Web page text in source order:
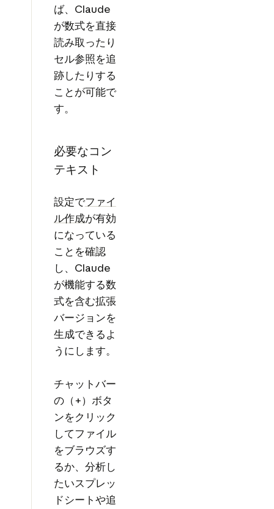
ば、Claude
が数式を直接
読み取ったり
セル参照を追
跡したりする
ことが可能で
す。
必要なコン
テキスト
設定でファイ
ル作成が有効
になっている
ことを確認
し、Claude
が機能する数
式を含む拡張
バージョンを
生成できるよ
うにします。
チャットバー
の（+）ボタ
ンをクリック
してファイル
をブラウズす
るか、分析し
たいスプレッ
ドシートや追